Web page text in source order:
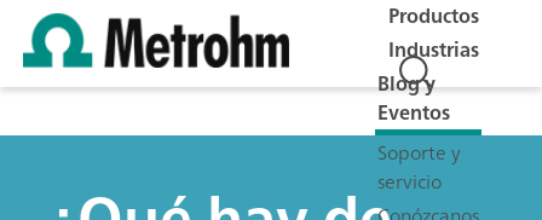
Productos
Industrias
Blog y
Eventos
Soporte y
servicio